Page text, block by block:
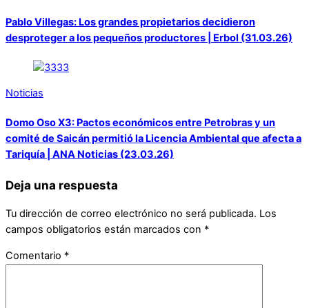
Pablo Villegas: Los grandes propietarios decidieron
desproteger a los pequeños productores | Erbol (31.03.26)
Noticias
Domo Oso X3: Pactos económicos entre Petrobras y un
comité de Saicán permitió la Licencia Ambiental que afecta a
Tariquía | ANA Noticias (23.03.26)
Deja una respuesta
Tu dirección de correo electrónico no será publicada. Los
campos obligatorios están marcados con *
Comentario *